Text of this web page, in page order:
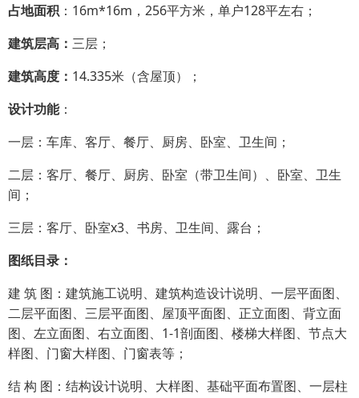
占地面积 ：16m*16m，256平方米，单户128平左右；
建筑层高： 三层；
建筑高度： 14.335米（含屋顶）；
设计功能：
一层：车库、客厅、餐厅、厨房、卧室、卫生间；
二层：客厅、餐厅、厨房、卧室（带卫生间）、卧室、卫生
间；
三层：客厅、卧室x3、书房、卫生间、露台；
图纸目录：
建 筑 图：建筑施工说明、建筑构造设计说明、一层平面图、
二层平面图、三层平面图、屋顶平面图、正立面图、背立面
图、左立面图、右立面图、1-1剖面图、楼梯大样图、节点大
样图、门窗大样图、门窗表等；
结 构 图：结构设计说明、大样图、基础平面布置图、一层柱